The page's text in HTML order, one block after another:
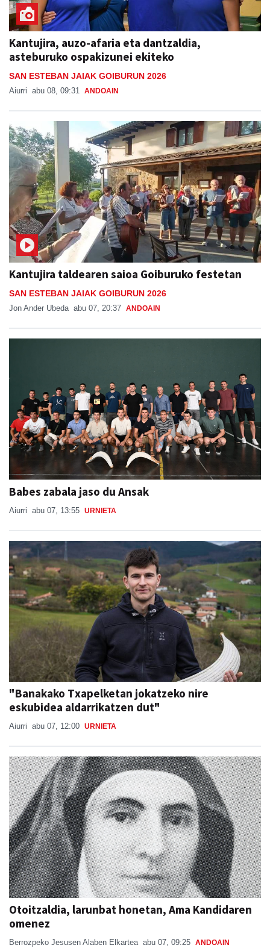
Kantujira, auzo-afaria eta dantzaldia,
asteburuko ospakizunei ekiteko
SAN ESTEBAN JAIAK GOIBURUN 2026
Aiurri abu 08, 09:31 ANDOAIN
Kantujira taldearen saioa Goiburuko festetan
SAN ESTEBAN JAIAK GOIBURUN 2026
Jon Ander Ubeda abu 07, 20:37 ANDOAIN
Babes zabala jaso du Ansak
Aiurri abu 07, 13:55 URNIETA
"Banakako Txapelketan jokatzeko nire
eskubidea aldarrikatzen dut"
Aiurri abu 07, 12:00 URNIETA
Otoitzaldia, larunbat honetan, Ama Kandidaren
omenez
Berrozpeko Jesusen Alaben Elkartea abu 07, 09:25 ANDOAIN